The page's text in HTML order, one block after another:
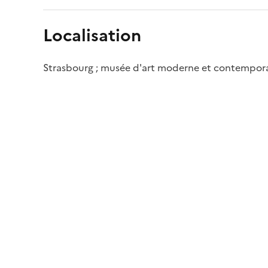
Localisation
Strasbourg ; musée d'art moderne et